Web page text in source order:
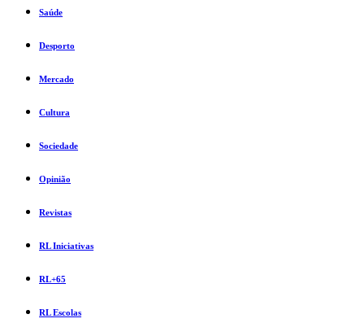
Saúde
Desporto
Mercado
Cultura
Sociedade
Opinião
Revistas
RL Iniciativas
RL+65
RL Escolas